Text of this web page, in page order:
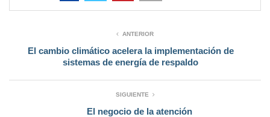
ANTERIOR
El cambio climático acelera la implementación de
sistemas de energía de respaldo
SIGUIENTE
El negocio de la atención